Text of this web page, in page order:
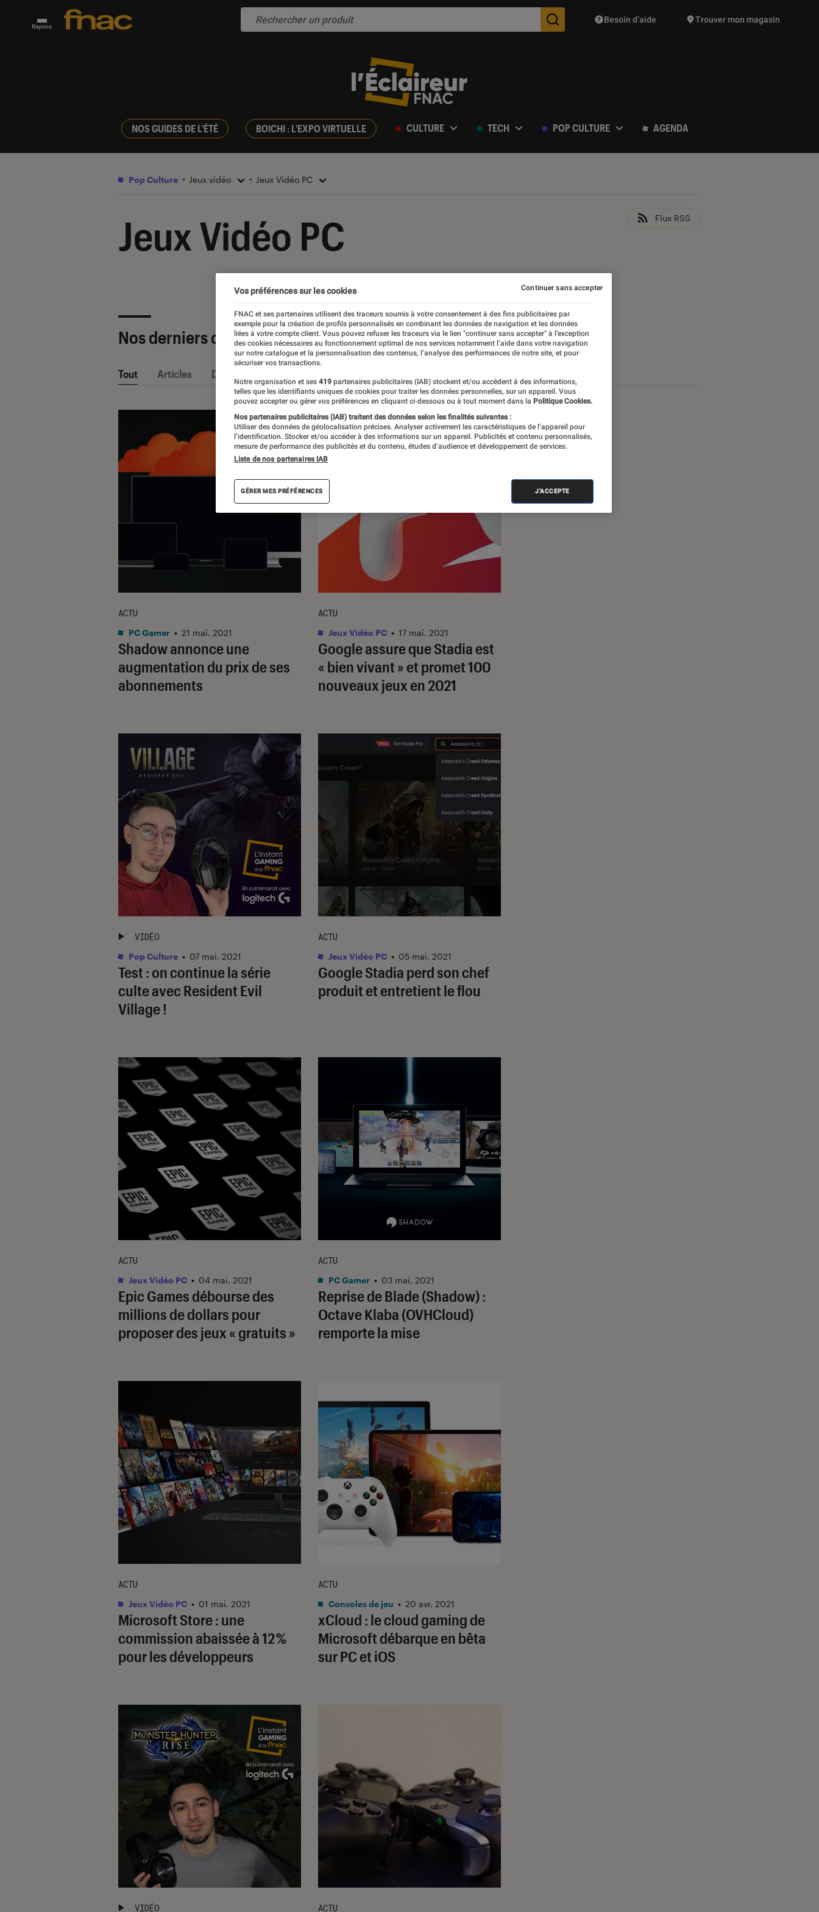
Rayons Des suggestions de produits vont vous être proposées
Besoin d’aide Trouver mon magasin
NOS GUIDES DE L'ÉTÉ BOICHI : L'EXPO VIRTUELLE CULTURE TECH POP CULTURE AGENDA
Pop Culture Jeux vidéo Jeux Vidéo PC
Jeux Vidéo PC Flux RSS
Nos derniers contenus
Tout Articles Dossiers
Shadow annonce une
augmentation du prix de ses
abonnements
ACTU
PC Gamer • 21 mai. 2021
Google assure que Stadia est
« bien vivant » et promet 100
nouveaux jeux en 2021
ACTU
Jeux Vidéo PC • 17 mai. 2021
Test : on continue la série
culte avec Resident Evil
Village !
VIDÉO
Pop Culture • 07 mai. 2021
Google Stadia perd son chef
produit et entretient le flou
ACTU
Jeux Vidéo PC • 05 mai. 2021
Epic Games débourse des
millions de dollars pour
proposer des jeux « gratuits »
ACTU
Jeux Vidéo PC • 04 mai. 2021
Reprise de Blade (Shadow) :
Octave Klaba (OVHCloud)
remporte la mise
ACTU
PC Gamer • 03 mai. 2021
Microsoft Store : une
commission abaissée à 12 %
pour les développeurs
ACTU
Jeux Vidéo PC • 01 mai. 2021
xCloud : le cloud gaming de
Microsoft débarque en bêta
sur PC et iOS
ACTU
Consoles de jeu • 20 avr. 2021
VIDÉO ACTU
Vos préférences sur les cookies
FNAC et ses partenaires utilisent des traceurs soumis à votre consentement à des fins publicitaires par
exemple pour la création de profils personnalisés en combinant les données de navigation et les données
liées à votre compte client. Vous pouvez refuser les traceurs via le lien "continuer sans accepter" à l’exception
des cookies nécessaires au fonctionnement optimal de nos services notamment l’aide dans votre navigation
sur notre catalogue et la personnalisation des contenus, l’analyse des performances de notre site, et pour
sécuriser vos transactions.
Notre organisation et ses 419 partenaires publicitaires (IAB) stockent et/ou accèdent à des informations,
telles que les identifiants uniques de cookies pour traiter les données personnelles, sur un appareil. Vous
pouvez accepter ou gérer vos préférences en cliquant ci-dessous ou à tout moment dans la Politique Cookies.
Nos partenaires publicitaires (IAB) traitent des données selon les finalités suivantes :
Utiliser des données de géolocalisation précises. Analyser activement les caractéristiques de l’appareil pour
l’identification. Stocker et/ou accéder à des informations sur un appareil. Publicités et contenu personnalisés,
mesure de performance des publicités et du contenu, études d’audience et développement de services.
Liste de nos partenaires IAB
GÉRER MES PRÉFÉRENCES J'ACCEPTE
Continuer sans accepter